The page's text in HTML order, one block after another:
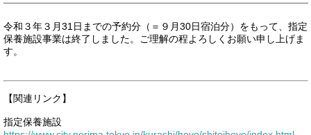
令和３年３月31日までの予約分（＝９月30日宿泊分）をもって、指定
保養施設事業は終了しました。ご理解の程よろしくお願い申し上げま
す。
【関連リンク】
指定保養施設